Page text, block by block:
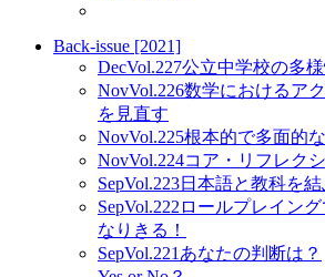
Back-issue [2021]
DecVol.227公立中学校の多様
NovVol.226数学におけるア
を見直す
NovVol.225根本的で多面的
NovVol.224コア・リフレク
SepVol.223日本語と教科を結
SepVol.222 ロールプレイン
なりきる！
SepVol.221 あなたの判断は？